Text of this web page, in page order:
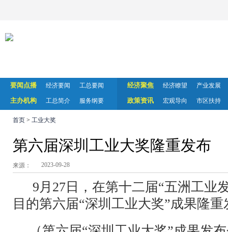
要闻点播 经济要闻 工总要闻
主办机构 工总简介 服务纲要
经济聚焦 经济瞭望 产业发展
政策资讯 宏观导向 市区扶持
首页 > 工业大奖
第六届深圳工业大奖隆重发布
来源： 2023-09-28
9月27日，在第十二届“五洲工业
目的第六届“深圳工业大奖”成果隆重